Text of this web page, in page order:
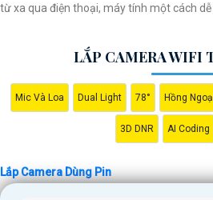
từ xa qua điện thoại, máy tính một cách
LẮP CAMERA WIFI
Mic Và Loa Dual Light 78° Hồng
3D DNR AI Coding
Lắp Camera Dùng Pin